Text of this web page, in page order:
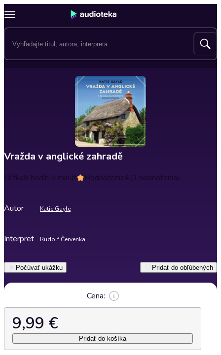
Vražda v anglické zahradě
Dĺžka9 hodín 5 minút Hodnotenie4(3 hodnotenia)
Autor Katie Gayle
Interpret Rudolf Červenka
Počúvať ukážku Pridať do obľúbených
Cena:
9,99 €
Pridať do košíka